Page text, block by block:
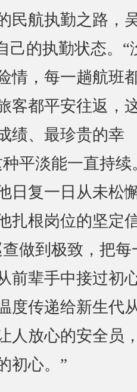
航执勤之路，
己的执勤状态。“
情，每一趟航班
客都平安往返，
绩、最珍贵的幸
平淡能一直持续
日复一日从未松
扎根岗位的坚定
做到极致，把每
前辈手中接过初
度传递给新生代
人放心的安全员
初心。”